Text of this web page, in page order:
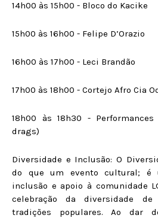
14h00 às 15h00 - Bloco do Kacike
15h00 às 16h00 - Felipe D’Orazio
16h00 às 17h00 - Leci Brandão
17h00 às 18h00 - Cortejo Afro Cia
18h00 às 18h30 -
drags)
Diversidade e Inclusão: O
do que um evento cultural; é
inclusão e apoio à comunidade
celebração da diversidade
tradições populares. Ao dar